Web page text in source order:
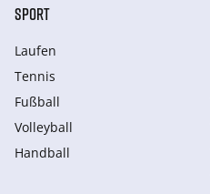
SPORT
Laufen
Tennis
Fußball
Volleyball
Handball